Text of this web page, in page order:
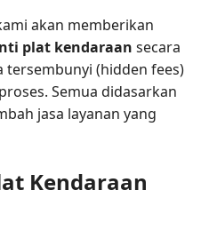
akan memberikan
plat kendaraan secara
tersembunyi (hidden fees)
Semua didasarkan
jasa layanan yang
Kendaraan